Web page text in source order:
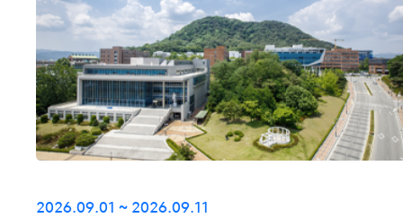
2026.09.01 ~ 2026.09.11